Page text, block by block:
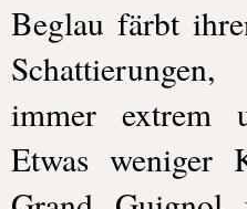
Beglau färbt
immer extrem
Etwas weniger